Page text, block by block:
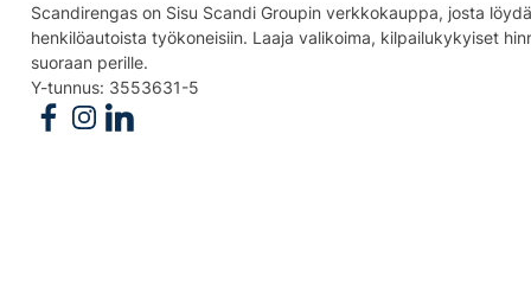
Scandirengas on Sisu Scandi Groupin verkkokauppa, josta
henkilöautoista työkoneisiin. Laaja valikoima, kilpailukykyiset
suoraan perille.
Y-tunnus: 3553631-5
Follow us on Facebook
Follow us on Instagram
Follow us on Linkedin